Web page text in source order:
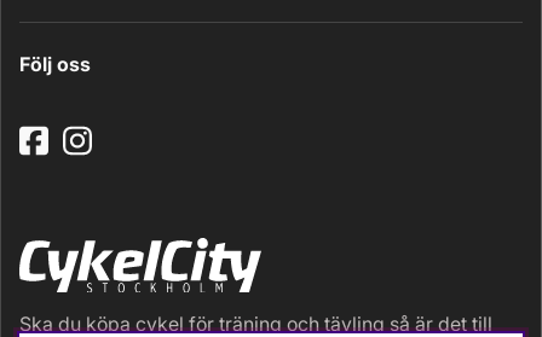
Följ oss
Ska du köpa cykel för träning och tävling så är det till